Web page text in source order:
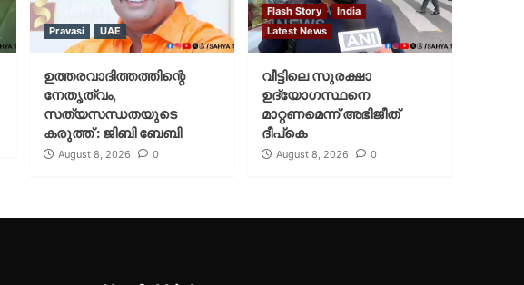
Pravasi UAE
ഉത്തരവാദിത്തത്തിന്റെ
നേതൃത്വം,
സത്യസന്ധതയുടെ
കരുത്ത് : ജിബി ബേബി
August 8, 2026 0
Flash Story
India
Latest News
വീട്ടിലെ സുരക്ഷാ
ഉദ്യോഗസ്ഥനെ
മാറ്റണമെന്ന് അഭിജീത്
ദീപ്‌കെ
August 8, 2026 0